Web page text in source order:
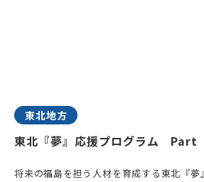
東北地方
東北『夢』応援プログラム Part
将来の福島を担う人材を育成する東北『